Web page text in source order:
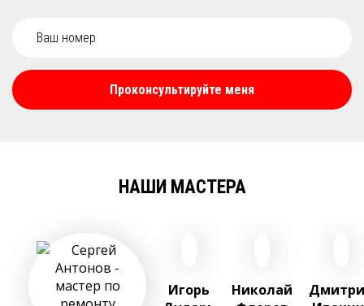
Проконсультируйте меня
НАШИ МАСТЕРА
Игорь
Николай